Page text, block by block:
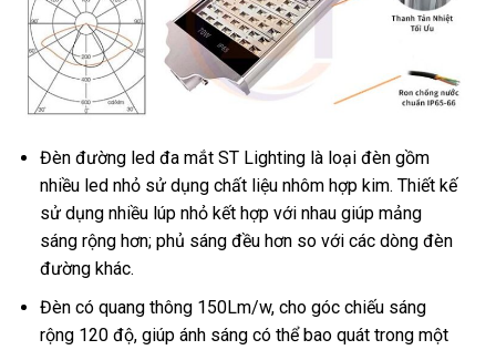
Đèn đường led đa mắt ST Lighting là loại đèn gồm
nhiều led nhỏ sử dụng chất liệu nhôm hợp kim. Thiết kế
sử dụng nhiều lúp nhỏ kết hợp với nhau giúp mảng
sáng rộng hơn; phủ sáng đều hơn so với các dòng đèn
đường khác.
Đèn có quang thông 150Lm/w, cho góc chiếu sáng
rộng 120 độ, giúp ánh sáng có thể bao quát trong một